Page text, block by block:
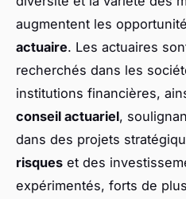
augmentent les
actuaire. Les actuaires
recherchés dans les
institutions financières,
conseil actuariel,
dans des projets
risques et des
expérimentés, forts de